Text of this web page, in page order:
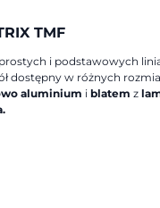
TMF
i podstawowych
dostępny w różnych
aluminium i blatem z